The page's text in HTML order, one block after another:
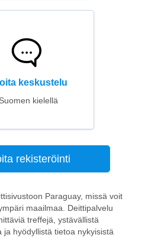
keskustelu
Suomen kielellä
rekisteröinti
Paraguay, missä voit
maailmaa. Deittipalvelu
treffejä, ystävällistä
ja hyödyllistä tietoa nykyisistä